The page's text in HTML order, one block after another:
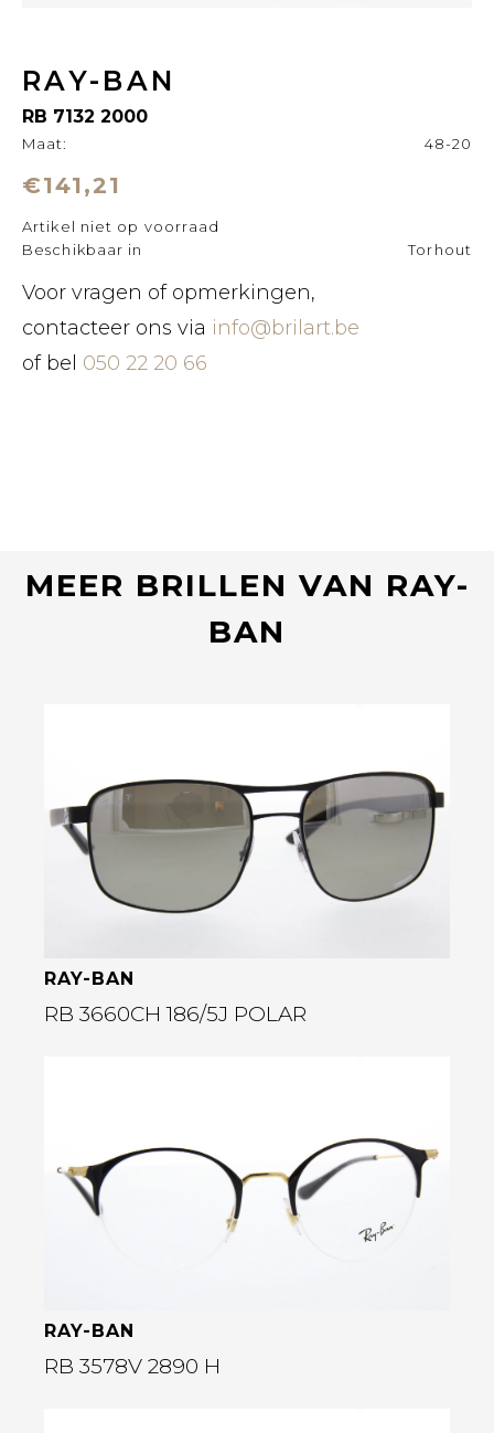
RAY-BAN
RB 7132 2000
Maat: 48-20
€141,21
Artikel niet op voorraad
Beschikbaar in
Torhout
Voor vragen of opmerkingen,
contacteer ons via info@brilart.be
of bel 050 22 20 66
MEER BRILLEN VAN RAY-
BAN
RAY-BAN
RB 3660CH 186/5J POLAR
RAY-BAN
RB 3578V 2890 H